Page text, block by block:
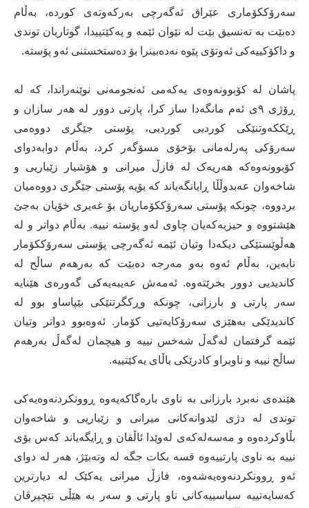
سەرۆککۆماری عێراق ئەگەرچی بەرکەوتەی کوردە، بەڵام
دەبێت بە تەنسیق بێت لە نێوان ئێمە و یەکێتییدا، گوتاریان توندی
و داکۆکییەکی ئەوتۆی پێوە نەدەبینرا بۆ دەستخستنی ئەو پۆستە.
پاشان لە کۆبوونەوەی یەکەمی ئەنجومەنی نوێنەراندا، کە لە
ڕۆژی ٩ی ئەم مانگەدا ساز کرا، پارتی دوور لە ھەر سازان و
ڕێککەوتنێکی کوردیی کوردیی، پۆستی جێگری دووەمی
سەرۆکی پەرلەمانی بۆخۆی مسۆگەر کرد، بەڵام دوابەدوای
کۆبوونەوەکە ھەریەک لە فازڵ میرانی و ھۆشیار زێباریی و
شاخەوان عەبدوڵڵا ڕایانگەیاند کە بۆیە پۆستی جێگری دووەمیان
بردووە، چونکە پۆستی سەرۆککۆماریان بۆ غەیری خۆیان بەجێ
ھێشتووە و حیزبەکەیان چاوی لەو پۆستە نییە. بەڵام دواتر و لە
ھەڵوێستێکی دیکەدا وتیان ئێمە ئەگەرچی پۆستی سەرۆککۆمار
نابەین، بەڵام ئەوە بەو مەرجە دەبێت کە بەرھەم ساڵح لە
کاندیدیی دوور بخرێتەوە. ئەمەش عەیبەیەکی گەورەی ھێنایە
سەر پارتی و بارزانی، چونکە وڕکگرتنێکی بێپاساو بوو لە
کاندیدێکی بەھێزی سەرۆکایەتیی کۆمار. ئەوەبوو دواتر وتیان
ئێمە گرفتمان لەگەڵ شەخس نییە و ھیچمان لەگەڵ بەرھەم
ساڵح نییە و ناوبراو کادرێکی باڵای یەکێتییە.
ھێندەی نەبرد بارزانی بە ناوی بارەگاکەیەوە ڕوونکردنەوەیەکی
توندی لە دژی لێدوانەکانی میرانی و زێباریی و شاخەوان
بڵاوکردەوە و مەسەلەکەی لەوێدا ئاڵقان و ڕایگەیاند کەس بۆی
نییە بە ناوی پارتییەوە قسە بکات جگە لە وتەبێژ، ھەر لە دوای
ئەو ڕوونکردنەوەیەشەوە، فازڵ میرانی یەکێک لە دیارترین
کەسایەتییە سیاسییەکانی ناو پارتی و سەر بە ھێڵی نێچیرڤان